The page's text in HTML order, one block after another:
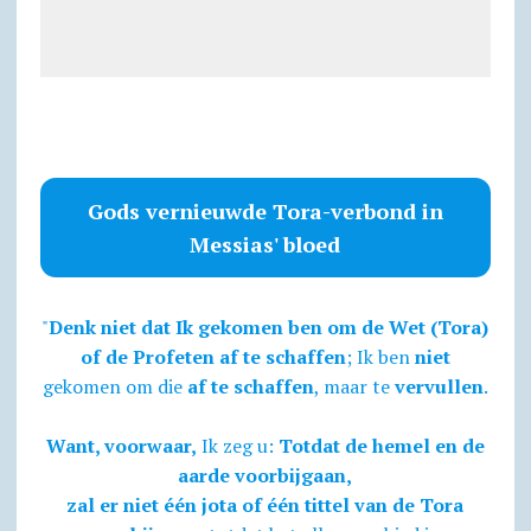
Gods vernieuwde Tora-verbond in
Messias' bloed
"Denk niet dat Ik gekomen ben om de Wet (Tora)
of de Profeten af te schaffen; Ik benniet
gekomen om die af te schaffen, maar tevervullen.
Want, voorwaar, Ik zeg u: Totdat de hemel en de
aarde voorbijgaan,
zal er niet één jota of één tittel van de Tora